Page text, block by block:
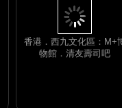
香港．西九文化區：M+博